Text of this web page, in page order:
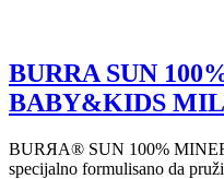
BURRA SUN
BABY&KIDS
BURЯA® SUN 100%
specijalno formulisano da